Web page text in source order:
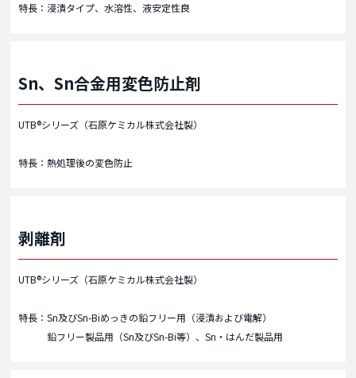
特長：浸漬タイプ、水溶性、液安定性良
Sn、Sn合金用変色防止剤
UTB®シリーズ（石原ケミカル株式会社製）
特長：熱処理後の変色防止
剥離剤
UTB®シリーズ（石原ケミカル株式会社製）
特長：Sn及びSn-Biめっきの鉛フリー用（浸漬および電解）
鉛フリー製品用（Sn及びSn-Bi等）、Sn・はんだ製品用